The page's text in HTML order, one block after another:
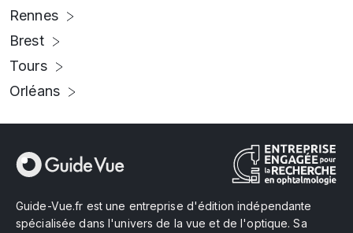
Rennes
Brest
Tours
Orléans
Guide-Vue.fr est une entreprise d'édition indépendante
spécialisée dans l'univers de la vue et de l'optique. Sa